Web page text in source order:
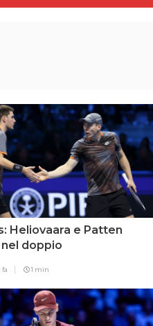
Heliovaara e Patten
doppio
fa 1 min